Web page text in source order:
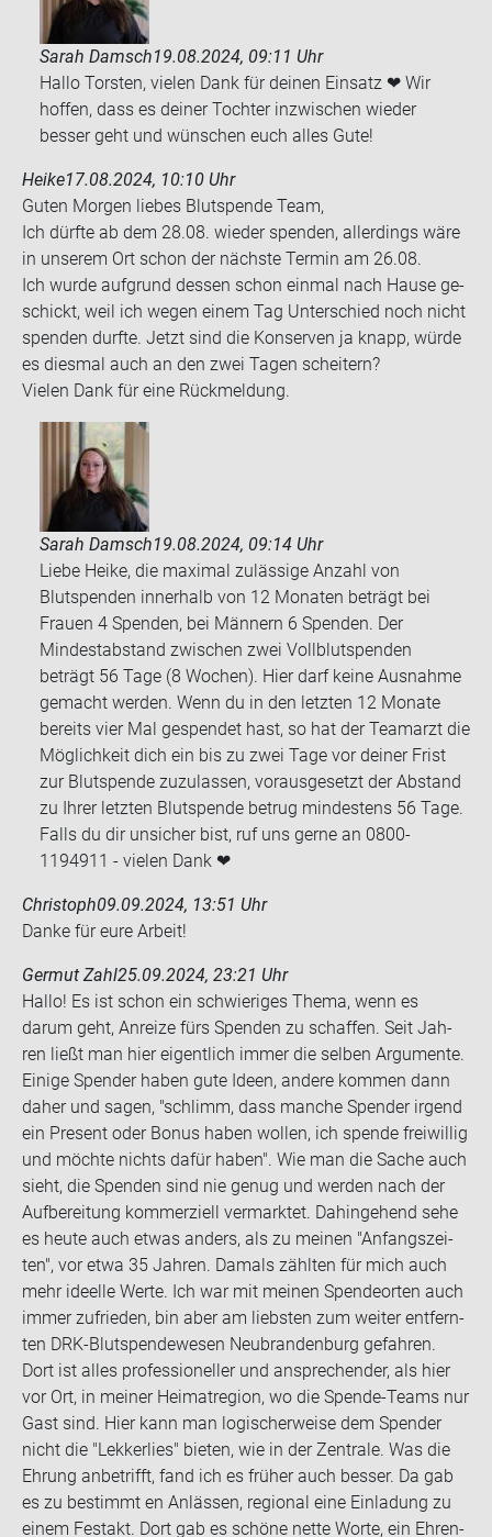
Sarah Damsch19.08.2024, 09:11 Uhr
Hallo Torsten, vielen Dank für deinen Einsatz ❤ Wir
hoffen, dass es deiner Tochter inzwischen wieder
besser geht und wünschen euch alles Gute!
Heike17.08.2024, 10:10 Uhr
Guten Mor­gen lie­bes Blut­spen­de Team,
Ich dürf­te ab dem 28.08. wie­der spen­den, al­ler­dings wäre
in un­se­rem Ort schon der nächs­te Ter­min am 26.08.
Ich wurde auf­grund des­sen schon ein­mal nach Hause ge­
schickt, weil ich wegen einem Tag Un­ter­schied noch nicht
spen­den durf­te. Jetzt sind die Kon­ser­ven ja knapp, würde
es dies­mal auch an den zwei Tagen schei­tern?
Vie­len Dank für eine Rück­mel­dung.
Sarah Damsch19.08.2024, 09:14 Uhr
Liebe Heike, die maximal zulässige Anzahl von
Blutspenden innerhalb von 12 Monaten beträgt bei
Frauen 4 Spenden, bei Männern 6 Spenden. Der
Mindestabstand zwischen zwei Vollblutspenden
beträgt 56 Tage (8 Wochen). Hier darf keine Ausnahme
gemacht werden. Wenn du in den letzten 12 Monate
bereits vier Mal gespendet hast, so hat der Teamarzt die
Möglichkeit dich ein bis zu zwei Tage vor deiner Frist
zur Blutspende zuzulassen, vorausgesetzt der Abstand
zu Ihrer letzten Blutspende betrug mindestens 56 Tage.
Falls du dir unsicher bist, ruf uns gerne an 0800-
1194911 - vielen Dank ❤
Christoph09.09.2024, 13:51 Uhr
Danke für eure Ar­beit!
Germut Zahl25.09.2024, 23:21 Uhr
Hallo! Es ist schon ein schwie­ri­ges Thema, wenn es
darum geht, An­rei­ze fürs Spen­den zu schaf­fen. Seit Jah­
ren ließt man hier ei­gent­lich immer die sel­ben Ar­gu­men­te.
Ei­ni­ge Spen­der haben gute Ideen, an­de­re kom­men dann
daher und sagen, "schlimm, dass man­che Spen­der ir­gend
ein Pre­sent oder Bonus haben wol­len, ich spen­de frei­wil­lig
und möch­te nichts dafür haben". Wie man die Sache auch
sieht, die Spen­den sind nie genug und wer­den nach der
Auf­be­rei­tung kom­mer­zi­ell ver­mark­tet. Da­hin­ge­hend sehe
es heute auch etwas an­ders, als zu mei­nen "An­fangs­zei­
ten", vor etwa 35 Jah­ren. Da­mals zähl­ten für mich auch
mehr ideel­le Werte. Ich war mit mei­nen Spen­de­or­ten auch
immer zu­frie­den, bin aber am liebs­ten zum wei­ter ent­fern­
ten DRK-​Blutspendewesen Neu­bran­den­burg ge­fah­ren.
Dort ist alles pro­fes­sio­nel­ler und an­spre­chen­der, als hier
vor Ort, in mei­ner Hei­mat­re­gi­on, wo die Spende-​Teams nur
Gast sind. Hier kann man lo­gi­scher­wei­se dem Spen­der
nicht die "Lek­ker­lies" bie­ten, wie in der Zen­tra­le. Was die
Eh­rung an­be­trifft, fand ich es frü­her auch bes­ser. Da gab
es zu be­stimmt en An­läs­sen, re­gio­nal eine Ein­la­dung zu
einem Fest­akt. Dort gab es schö­ne nette Worte, ein Eh­ren­